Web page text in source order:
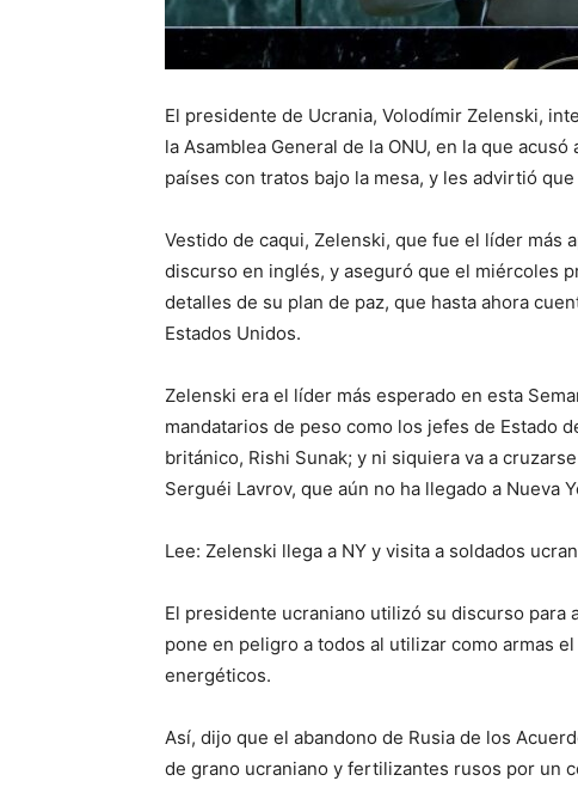
El presidente de Ucrania, Volodímir Zelenski,
la Asamblea General de la ONU, en la que
países con tratos bajo la mesa, y les advirtió
Vestido de caqui, Zelenski, que fue el líder más
discurso en inglés, y aseguró que el miércoles
detalles de su plan de paz, que hasta ahora
Estados Unidos.
Zelenski era el líder más esperado en esta
mandatarios de peso como los jefes de Estado
británico, Rishi Sunak; y ni siquiera va a
Serguéi Lavrov, que aún no ha llegado a Nueva
Lee: Zelenski llega a NY y visita a soldados
El presidente ucraniano utilizó su discurso para
pone en peligro a todos al utilizar como armas
energéticos.
Así, dijo que el abandono de Rusia de los
de grano ucraniano y fertilizantes rusos por un